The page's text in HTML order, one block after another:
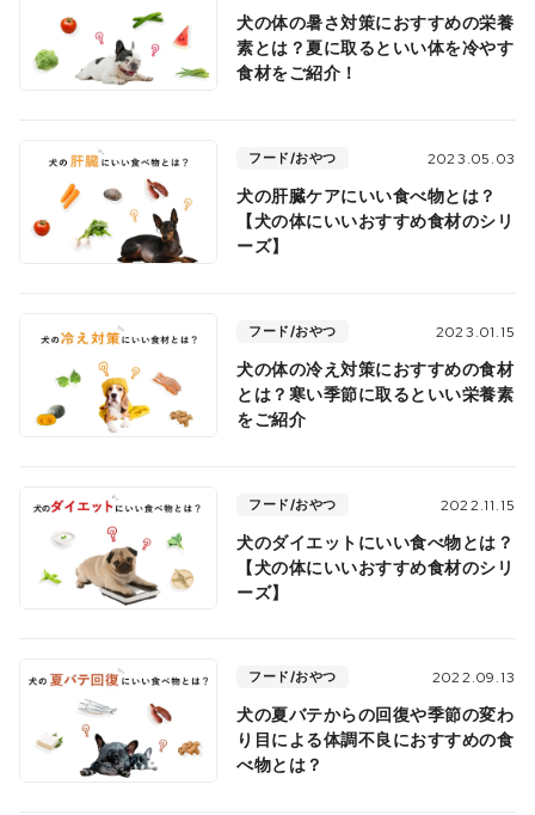
犬の体の暑さ対策におすすめの栄養
素とは？夏に取るといい体を冷やす
食材をご紹介！
フード/おやつ 2023.05.03
犬の肝臓ケアにいい食べ物とは？
【犬の体にいいおすすめ食材のシリ
ーズ】
フード/おやつ 2023.01.15
犬の体の冷え対策におすすめの食材
とは？寒い季節に取るといい栄養素
をご紹介
フード/おやつ 2022.11.15
犬のダイエットにいい食べ物とは？
【犬の体にいいおすすめ食材のシリ
ーズ】
フード/おやつ 2022.09.13
犬の夏バテからの回復や季節の変わ
り目による体調不良におすすめの食
べ物とは？